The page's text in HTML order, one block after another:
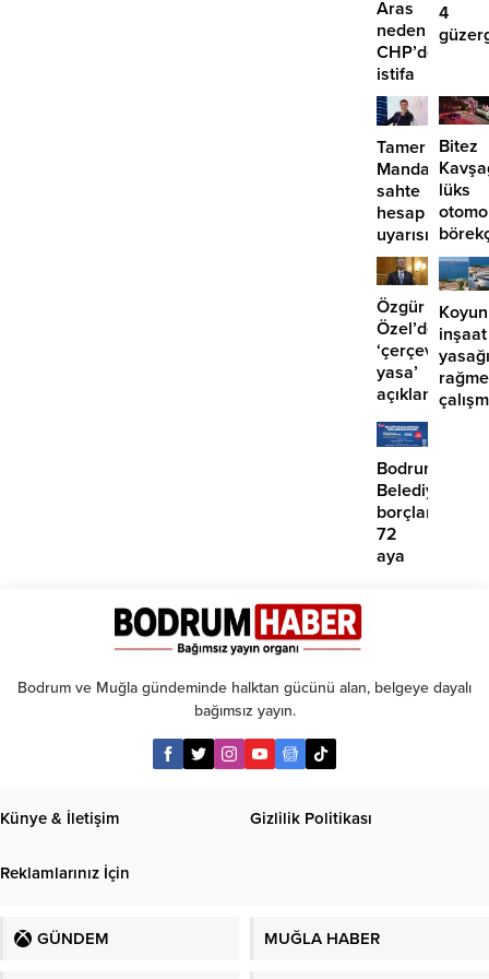
Aras
neden
CHP’den
istifa
etmiyor?
4
Tamer
sahte
hesap
uyarısı
Bitez
lüks
girdi:
2
Özgür
Özel’den
‘çerçeve
yasa’
açıklaması:
‘İmza
atma
çabamız
yok’
inşaat
Bodrum
borçlara
72
aya
Bodrum ve Muğla gündeminde halktan gücünü alan, belgeye dayalı
bağımsız yayın.
Künye & İletişim Gizlilik Politikası
Reklamlarınız İçin
GÜNDEM MUĞLA HABER